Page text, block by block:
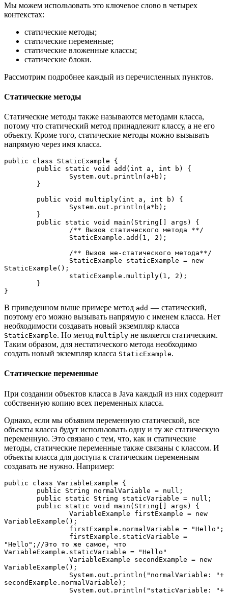
Мы можем использовать это ключевое слово в четырех
контекстах:
статические методы;
статические переменные;
статические вложенные классы;
статические блоки.
Рассмотрим подробнее каждый из перечисленных пунктов.
Статические методы
Статические методы также называются методами класса,
потому что статический метод принадлежит классу, а не его
объекту. Кроме того, статические методы можно вызывать
напрямую через имя класса.
public class StaticExample {
StaticExample();
}
В приведенном выше примере метод add — статический,
поэтому его можно вызывать напрямую с именем класса. Нет
необходимости создавать новый экземпляр класса
StaticExample. Но метод multiply не является статическим.
Таким образом, для нестатического метода необходимо
создать новый экземпляр класса StaticExample.
Статические переменные
При создании объектов класса в Java каждый из них содержит
собственную копию всех переменных класса.
Однако, если мы объявим переменную статической, все
объекты класса будут использовать одну и ту же статическую
переменную. Это связано с тем, что, как и статические
методы, статические переменные также связаны с классом. И
объекты класса для доступа к статическим переменным
создавать не нужно. Например:
public class VariableExample {
	public String normalVariable = null;
	public static String staticVariable = null;
	public static void main(String[] args) {
VariableExample();
		firstExample.normalVariable = "Hello";
"Hello";//Это то же самое, что
VariableExample.staticVariable = "Hello"
VariableExample();
secondExample.normalVariable);